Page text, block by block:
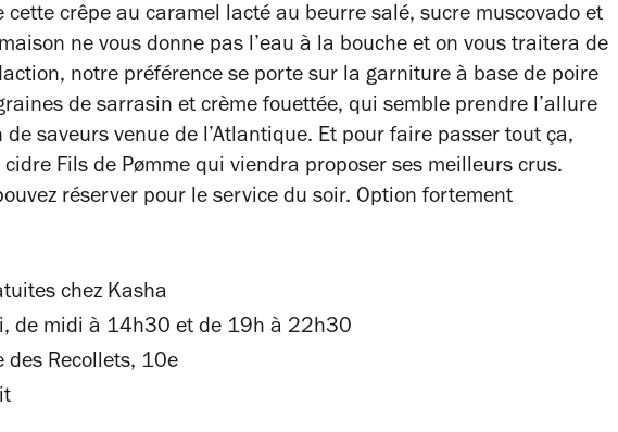
cette crêpe au caramel lacté au beurre salé, sucre muscovado et
ne vous donne pas l’eau à la bouche et on vous traitera de
notre préférence se porte sur la garniture à base de poire
de sarrasin et crème fouettée, qui semble prendre l’allure
saveurs venue de l’Atlantique. Et pour faire passer tout ça,
cidre Fils de Pømme qui viendra proposer ses meilleurs crus.
réserver pour le service du soir. Option fortement
chez Kasha
de midi à 14h30 et de 19h à 22h30
des Recollets, 10e